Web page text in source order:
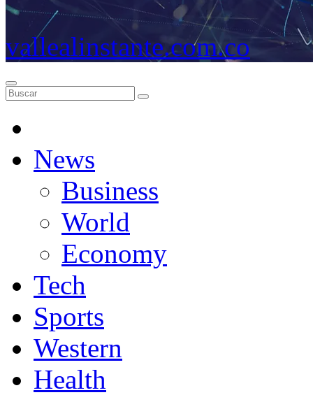
vallealinstante.com.co
News
Business
World
Economy
Tech
Sports
Western
Health